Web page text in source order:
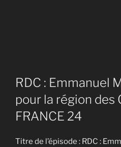
RDC : Emmanuel
pour la région des
FRANCE 24
Titre de l’épisode : RDC :